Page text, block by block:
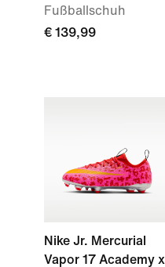
Fußballschuh
€ 139,99
Nike Jr. Mercurial
Vapor 17 Academy x